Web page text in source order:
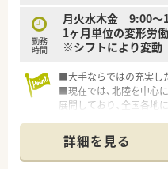
勤務
時間
月火水木金 9:00～
1ヶ月単位の変形労
※シフトにより変動
■大手ならではの充実し
■現在では、北陸を中心
展開しており、全国各地
■社員割引制度もあり、
をして帰ることが出来ます
詳細を見る